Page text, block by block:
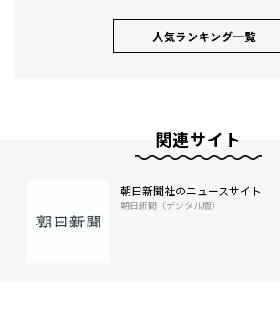
人気ランキング⼀覧
関連サイト
朝日新聞社のニュースサイト
朝日新聞（デジタル版）